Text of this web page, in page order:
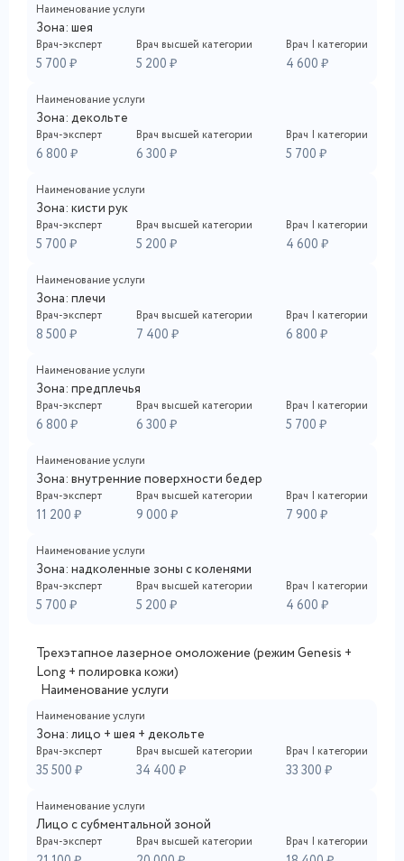
Наименование услуги
Зона: шея
Врач-эксперт
5 700 ₽
Врач высшей категории
5 200 ₽
Врач I категории
4 600 ₽
Наименование услуги
Зона: декольте
Врач-эксперт
6 800 ₽
Врач высшей категории
6 300 ₽
Врач I категории
5 700 ₽
Наименование услуги
Зона: кисти рук
Врач-эксперт
5 700 ₽
Врач высшей категории
5 200 ₽
Врач I категории
4 600 ₽
Наименование услуги
Зона: плечи
Врач-эксперт
8 500 ₽
Врач высшей категории
7 400 ₽
Врач I категории
6 800 ₽
Наименование услуги
Зона: предплечья
Врач-эксперт
6 800 ₽
Врач высшей категории
6 300 ₽
Врач I категории
5 700 ₽
Наименование услуги
Зона: внутренние поверхности бедер
Врач-эксперт
11 200 ₽
Врач высшей категории
9 000 ₽
Врач I категории
7 900 ₽
Наименование услуги
Зона: надколенные зоны с коленями
Врач-эксперт
5 700 ₽
Врач высшей категории
5 200 ₽
Врач I категории
4 600 ₽
Трехэтапное лазерное омоложение (режим Genesis +
Long + полировка кожи)
Наименование услуги
Наименование услуги
Зона: лицо + шея + декольте
Врач-эксперт
35 500 ₽
Врач высшей категории
34 400 ₽
Врач I категории
33 300 ₽
Наименование услуги
Лицо с субментальной зоной
Врач-эксперт Врач высшей категории Врач I категории